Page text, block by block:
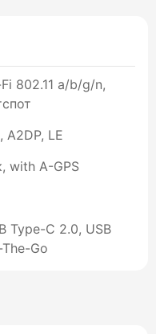
802.11 a/b/g/n,
A2DP, LE
with A-GPS
Type-C 2.0, USB
The-Go